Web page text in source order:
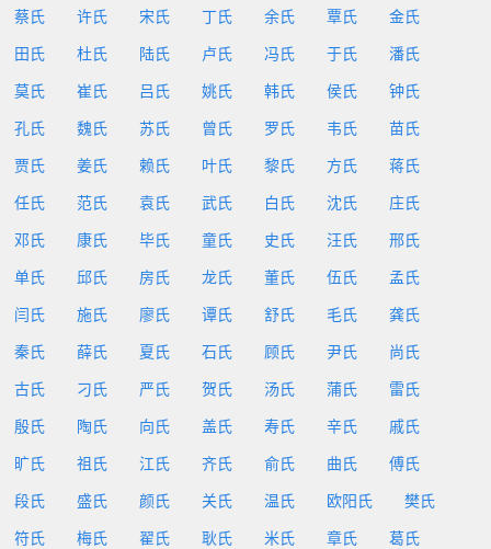
蔡氏 许氏 宋氏 丁氏 余氏 覃氏 金氏
田氏 杜氏 陆氏 卢氏 冯氏 于氏 潘氏
莫氏 崔氏 吕氏 姚氏 韩氏 侯氏 钟氏
孔氏 魏氏 苏氏 曾氏 罗氏 韦氏 苗氏
贾氏 姜氏 赖氏 叶氏 黎氏 方氏 蒋氏
任氏 范氏 袁氏 武氏 白氏 沈氏 庄氏
邓氏 康氏 毕氏 童氏 史氏 汪氏 邢氏
单氏 邱氏 房氏 龙氏 董氏 伍氏 孟氏
闫氏 施氏 廖氏 谭氏 舒氏 毛氏 龚氏
秦氏 薛氏 夏氏 石氏 顾氏 尹氏 尚氏
古氏 刁氏 严氏 贺氏 汤氏 蒲氏 雷氏
殷氏 陶氏 向氏 盖氏 寿氏 辛氏 戚氏
旷氏 祖氏 江氏 齐氏 俞氏 曲氏 傅氏
段氏 盛氏 颜氏 关氏 温氏 欧阳氏 樊氏
符氏 梅氏 翟氏 耿氏 米氏 章氏 葛氏